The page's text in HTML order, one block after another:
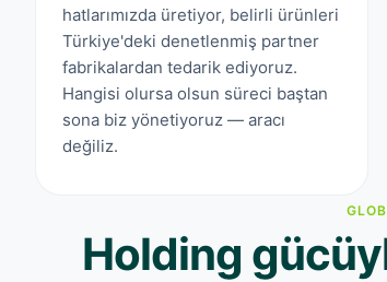
hatlarımızda üretiyor, belirli ürünleri
Türkiye'deki denetlenmiş partner
fabrikalardan tedarik ediyoruz.
Hangisi olursa olsun süreci baştan
sona biz yönetiyoruz — aracı
değiliz.
Holding